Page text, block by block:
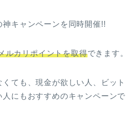
神キャンペーンを同時開催!!
ルカリポイントを取得できます。
ても、現金が欲しい人、ビット
人にもおすすめのキャンペーンで